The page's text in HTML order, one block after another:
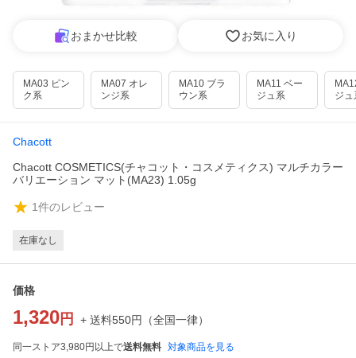
おまかせ比較 お気に入り
MA03 ピン
ク系
MA07 オレ
ンジ系
MA10 ブラ
ウン系
MA11 ベー
ジュ系
ジュ
Chacott
Chacott COSMETICS(チャコット・コスメティクス) マルチカラー
バリエーション マット(MA23) 1.05g
1件のレビュー
在庫なし
価格
1,320 円 + 送料550円 （全国一律）
同一ストア3,980円以上で送料無料 対象商品を見る